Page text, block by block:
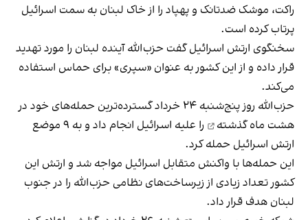
راکت، موشک ضدتانک و پهپاد را از خاک لبنان به سمت اسرائیل
پرتاب کرده است.
سخنگوی ارتش اسرائیل گفت حزب‌الله آینده لبنان را مورد تهدید
قرار داده و از این کشور به عنوان «سپری» برای حماس استفاده
می‌کند.
حزب‌الله روز پنج‌شنبه ۲۴ خرداد
گسترده‌ترین حمله‌های خود در
هشت ماه گذشته
را علیه اسرائیل انجام داد و به ۹ موضع
ارتش اسرائیل حمله کرد.
این حمله‌ها با واکنش متقابل اسرائیل مواجه شد و ارتش این
کشور تعداد زیادی از زیرساخت‌های نظامی حزب‌الله را در جنوب
لبنان هدف قرار داد.